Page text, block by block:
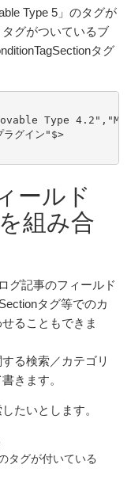
Type 5」のタグが
グがついているブ
タグ
Type
グイン"$>
ールド
組み合
グ記事のフィールド
タグ等でのカ
ることもできま
る検索／カテゴリ
きます。
たいとします。
タグが付いている